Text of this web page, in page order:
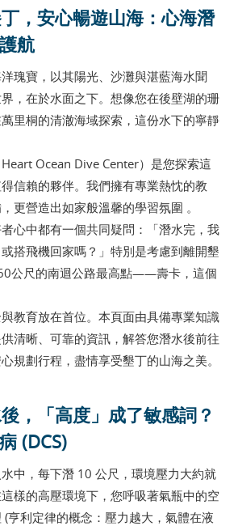
，安心暢遊山海：心海潛
航
瑰寶，以其陽光、沙灘與湛藍海水聞
，在於水面之下。想像您在後壁湖的珊
里桐的清澈海域探索，這份水下的寧靜
Ocean Dive Center）是您探索這
信賴的夥伴。我們擁有專業熱忱的教
更營造出如家般溫馨的學習氛圍 。
心中都有一個共同疑問：「潛水完，我
搭飛機回家嗎？」特別是考慮到離開墾
公尺的南迴公路最高點——壽卡，這個
教育放在首位。本頁面由具備專業知識
清晰、可靠的資訊，解答您潛水後前往
規劃行程，盡情享受墾丁的山海之美。
，「高度」成了敏感詞？
(DCS)
中，每下潛 10 公尺，環境壓力大約就
樣的高壓環境下，您呼吸著氣瓶中的空
亨利定律的概念：壓力越大，氣體在液